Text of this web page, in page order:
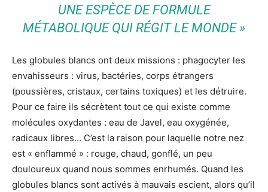
UNE ESPÈCE DE FORMULE
MÉTABOLIQUE QUI RÉGIT LE MONDE »
Les globules blancs ont deux missions : phagocyter les
envahisseurs : virus, bactéries, corps étrangers
(poussières, cristaux, certains toxiques) et les détruire.
Pour ce faire ils sécrètent tout ce qui existe comme
molécules oxydantes : eau de Javel, eau oxygénée,
radicaux libres… C’est la raison pour laquelle notre nez
est « enflammé » : rouge, chaud, gonflé, un peu
douloureux quand nous sommes enrhumés. Quand les
globules blancs sont activés à mauvais escient, alors qu’il